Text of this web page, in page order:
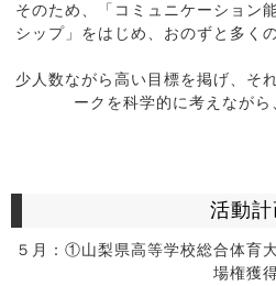
そのため、「コミュニケーション
シップ」をはじめ、おのずと多く
少人数ながら高い目標を掲げ、そ
ークを科学的に考えながら
活動計
５月：①山梨県高等学校総合体育
場権獲